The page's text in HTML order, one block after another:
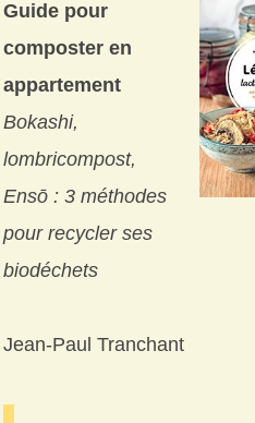
Guide pour
composter en
appartement
Bokashi,
lombricompost,
Ensō : 3 méthodes
pour recycler ses
biodéchets
Jean-Paul Tranchant